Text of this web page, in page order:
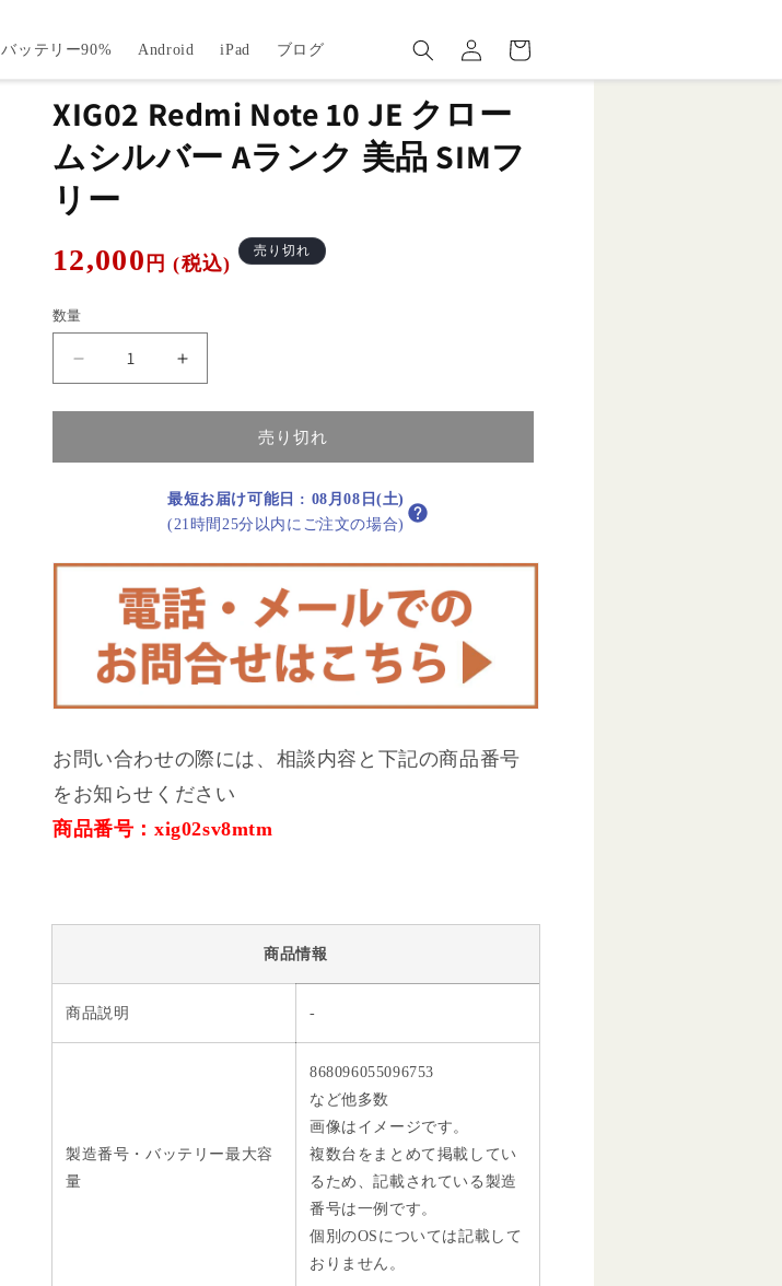
バッテリー90% Android iPad ブログ
グ
イ
ー
ト
XIG02 Redmi Note 10 JE クロー
ムシルバー Aランク 美品 SIMフ
リー
通
価
格
12,000 円 (税込)
売り切れ
数量
XIG02
Redmi
Note
JE
ム
ン
ク
美
品
ー
量
XIG02
Redmi
Note
JE
ロ
ム
シ
ル
バ
ー
ク
美
品
ー
売り切れ
最短お届け可能日 : 08月08日(土)
(21時間25分以内にご注文の場合)
お問い合わせの際には、相談内容と下記の商品番号
をお知らせください
商品番号：xig02sv8mtm
商品情報
商品説明 -
製造番号・バッテリー最大容
量
868096055096753
など他多数
画像はイメージです。
複数台をまとめて掲載してい
るため、記載されている製造
番号は一例です。
個別のOSについては記載して
おりません。